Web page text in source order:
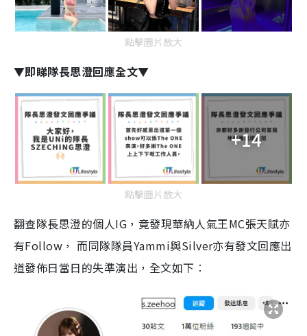
點擊圖片放大
▼即睇隊長思澄回應全文▼
+14
點擊圖片放大
翻查隊長思澄的個人IG，竟發現華納人氣王MC張天賦亦
有Follow， 而同隊隊員Yammi與Silver亦有發文回應出
道發佈日當日的失準演出，全文如下︰